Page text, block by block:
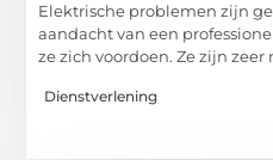
Elektrische problemen zijn
aandacht van een
ze zich voordoen. Ze zijn
Dienstverlening